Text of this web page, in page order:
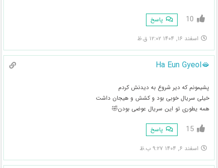
10 پاسخ
اسفند ۱۶, ۱۴۰۴ ۱۲:۰۲ ق.ظ
Ha Eun Gyeol🫦
پشیمونم که دیر شروع به دیدنش کردم
خیلی سریال خوبی بود و کشش و هیجان داشت
همه یطوری تو این سریال عوضی بودن🤣
15 پاسخ
اسفند ۶, ۱۴۰۴ ۹:۲۷ ب.ظ